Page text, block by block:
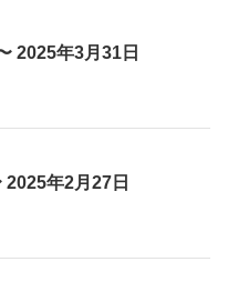
22日〜 2025年3月31日
3日〜 2025年2月27日